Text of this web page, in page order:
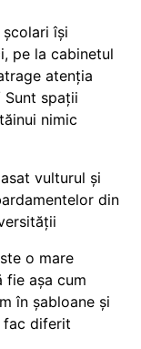
își
pe la cabinetul
atenția
Sunt spații
nimic
vulturul și
din
o mare
fie așa cum
în șabloane și
fac diferit